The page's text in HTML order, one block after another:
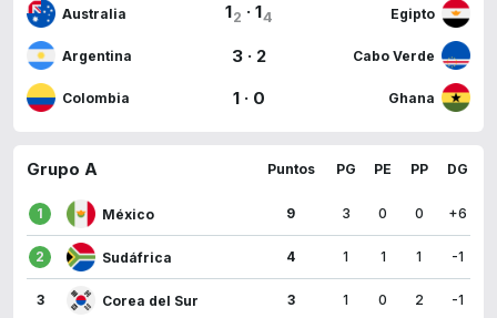
Australia 12 · 14 Egipto
Argentina 3 · 2 Cabo Verde
Colombia 1 · 0 Ghana
Grupo A Puntos PG PE PP DG
1 México 9 3 0 0 +6
2 Sudáfrica 4 1 1 1 -1
3 Corea del Sur 3 1 0 2 -1